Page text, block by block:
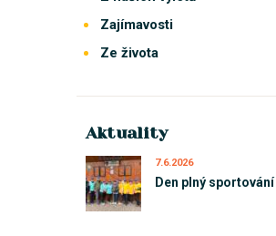
Zajímavosti
Ze života
Aktuality
Den plný sportování
7.6.2026